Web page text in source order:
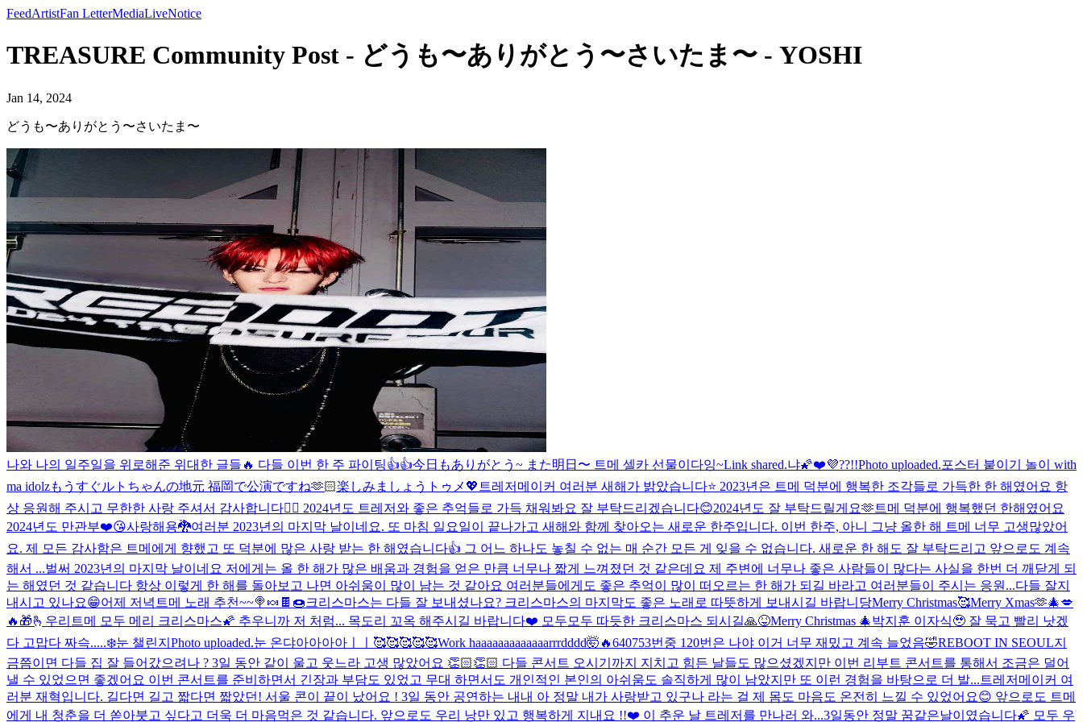
FeedArtistFan LetterMediaLiveNotice
TREASURE Community Post - どうも〜ありがとう〜さいたま〜 - YOSHI
Jan 14, 2024
どうも〜ありがとう〜さいたま〜
나와 나의 일주일을 위로해준 위대한 글들🔥 다들 이번 한 주 파이팅👍👍今日もありがとう~ また明日〜 트메 셀카 선물이다잉~Link shared.냐🌠❤️💜??!!Photo uploaded.포스터 붙이기 놀이 with
ma idolzもうすぐルトちゃんの地元 福岡で公演ですね🫶🏻楽しみましょうトゥメ💖 트레저메이커 여러분 새해가 밝았습니다⭐️ 2023년은 트메 덕분에 행복한 조각들로 가득한 한 해였어요 항
상 응원해 주시고 무한한 사랑 주셔서 감사합니다🙇‍♂️ 2024년도 트레저와 좋은 추억들로 가득 채워봐요 잘 부탁드리겠습니다😊2024년도 잘 부탁드릴게요🫶 트메 덕분에 행복했던 한해였어요
2024년도 만관부❤️😘사랑해용🐉여러분 2023년의 마지막 날이네요. 또 마침 일요일이 끝나가고 새해와 함께 찾아오는 새로운 한주입니다. 이번 한주, 아니 그냥 올한 해 트메 너무 고생많았어
요. 제 모든 감사함은 트메에게 향했고 또 덕분에 많은 사랑 받는 한 해였습니다👍 그 어느 하나도 놓칠 수 없는 매 순간 모든 게 잊을 수 없습니다. 새로운 한 해도 잘 부탁드리고 앞으로도 계속
해서 ...벌써 2023년의 마지막 날이네요 저에게는 올 한 해가 많은 배움과 경험을 얻은 만큼 너무나 짧게 느껴졌던 것 같은데요 제 주변에 너무나 좋은 사람들이 많다는 사실을 한번 더 깨닫게 되
는 해였던 것 같습니다 항상 이렇게 한 해를 돌아보고 나면 아쉬움이 많이 남는 것 같아요 여러분들에게도 좋은 추억이 많이 떠오르는 한 해가 되길 바라고 여러분들이 주시는 응원...다들 잘지
내시고 있나요😁어제 저녁 트메 노래 추천~~🍭🍬🍫🍩크리스마스는 다들 잘 보내셨나요? 크리스마스의 마지막도 좋은 노래로 따뜻하게 보내시길 바랍니당Merry Christmas🥰Merry Xmas🫶🎄💋
🔥🎁🫰 우리트메 모두 메리 크리스마스🌠 추우니까 저 처럼... 목도리 꼬옥 해주시길 바랍니다❤️ 모두모두 따듯한 크리스마스 되시길🙏😝Merry Christmas 🎄박지훈 이자식🥹 잘 묵고 빨리 낫겠
다 고맙다 짜슥.....❄️눈 챌린지 Photo uploaded.눈 온댜아아아아ㅣㅣ🥰🥰🥰🥰🥰Work haaaaaaaaaaaaarrrdddd🤯🔥640753번중 120번은 나야 이거 너무 재밌고 계속 늘었음🤣REBOOT IN SEOUL지
금쯤이면 다들 집 잘 들어갔으려나 ? 3일 동안 같이 울고 웃느라 고생 많았어요 👏🏻👏🏻 다들 콘서트 오시기까지 지치고 힘든 날들도 많으셨겠지만 이번 리부트 콘서트를 통해서 조금은 덜어
낼 수 있었으면 좋겠어요 이번 콘서트를 준비하면서 긴장과 부담도 있었고 무대 하면서도 개인적인 본인의 아쉬움도 솔직하게 많이 남았지만 또 이런 경험을 바탕으로 더 발... 트레저메이커 여
러분 재혁입니다. 길다면 길고 짧다면 짧았던! 서울 콘이 끝이 났어요 ! 3일 동안 공연하는 내내 아 정말 내가 사랑받고 있구나 라는 걸 제 몸도 마음도 온전히 느낄 수 있었어요😊 앞으로도 트메
에게 내 청춘을 더 쏟아붓고 싶다고 더욱 더 마음먹은 것 같습니다. 앞으로도 우리 낭만 있고 행복하게 지내요 !!❤️ 이 추운 날 트레저를 만나러 와...3일동안 정말 꿈같은날이였습니다🌠 모두 우